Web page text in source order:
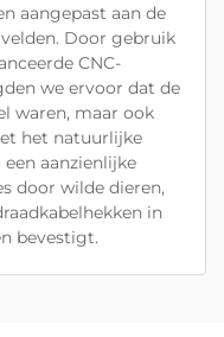
aangepast aan de
Door gebruik
CNC-
we ervoor dat de
waren, maar ook
het natuurlijke
aanzienlijke
door wilde dieren,
in
bevestigt.